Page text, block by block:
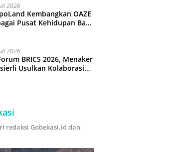
2026
Kembangkan OAZE
Pusat Kehidupan Baru
2026
BRICS 2026, Menaker
Usulkan Kolaborasi
redaksi Gobekasi.id dan